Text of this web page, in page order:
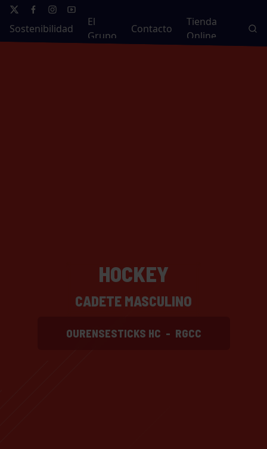
Sostenibilidad
El
Grupo
Contacto
Tienda
Online
HOCKEY
CADETE MASCULINO
OURENSESTICKS HC - RGCC